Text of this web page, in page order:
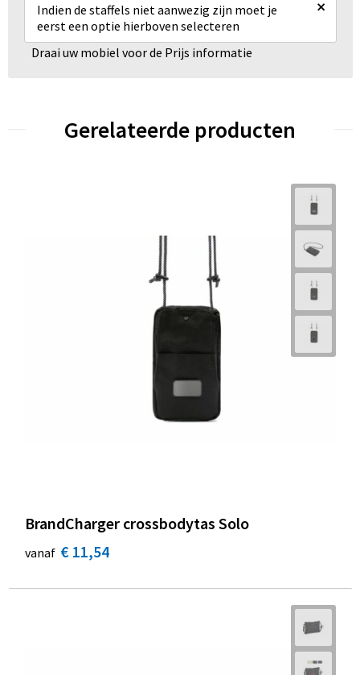
Indien de staffels niet aanwezig zijn moet je
eerst een optie hierboven selecteren
×
Draai uw mobiel voor de Prijs informatie
Gerelateerde producten
BrandCharger crossbodytas Solo
vanaf € 11,54